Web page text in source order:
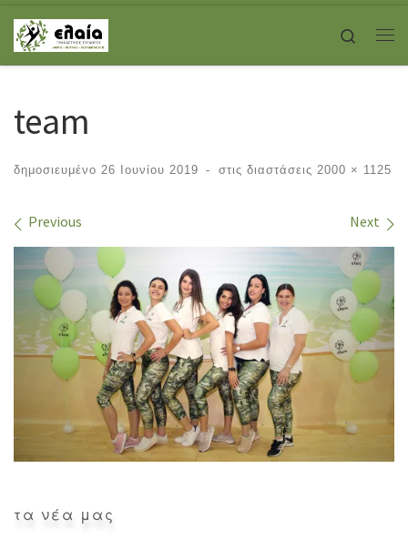
Skip to content
Search
team
δημοσιευμένο 26 Ιουνίου 2019 - στις διαστάσεις 2000 × 1125
Images navigation
Previous Next
τα νέα μας